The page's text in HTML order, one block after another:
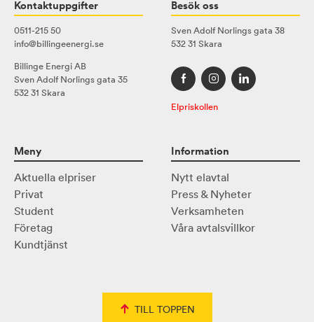
Kontaktuppgifter
0511-215 50
info@billingeenergi.se
Billinge Energi AB
Sven Adolf Norlings gata 35
532 31 Skara
Besök oss
Sven Adolf Norlings gata 38
532 31 Skara
Elpriskollen
Meny
Aktuella elpriser
Privat
Student
Företag
Kundtjänst
Information
Nytt elavtal
Press & Nyheter
Verksamheten
Våra avtalsvillkor
TILL TOPPEN